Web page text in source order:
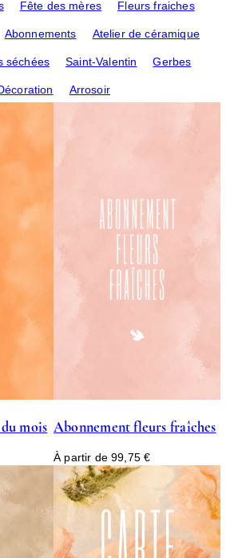
Fête des mères Fleurs fraiches
Abonnements Atelier de céramique
séchées Saint-Valentin Gerbes
Arrosoir
mois Abonnement fleurs fraîches
À partir de99,75€